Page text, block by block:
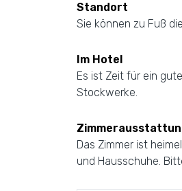
Standort
Sie können zu Fuß
Im Hotel
Es ist Zeit für ein
Stockwerke.
Das Zimmer ist
und Hausschuhe.